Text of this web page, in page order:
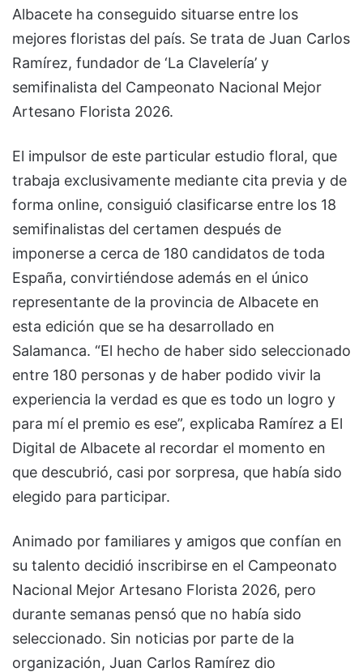
Albacete ha conseguido situarse entre los
mejores floristas del país. Se trata de Juan Carlos
Ramírez, fundador de ‘La Clavelería’ y
semifinalista del Campeonato Nacional Mejor
Artesano Florista 2026.
El impulsor de este particular estudio floral, que
trabaja exclusivamente mediante cita previa y de
forma online, consiguió clasificarse entre los 18
semifinalistas del certamen después de
imponerse a cerca de 180 candidatos de toda
España, convirtiéndose además en el único
representante de la provincia de Albacete en
esta edición que se ha desarrollado en
Salamanca. “El hecho de haber sido seleccionado
entre 180 personas y de haber podido vivir la
experiencia la verdad es que es todo un logro y
para mí el premio es ese”, explicaba Ramírez a El
Digital de Albacete al recordar el momento en
que descubrió, casi por sorpresa, que había sido
elegido para participar.
Animado por familiares y amigos que confían en
su talento decidió inscribirse en el Campeonato
Nacional Mejor Artesano Florista 2026, pero
durante semanas pensó que no había sido
seleccionado. Sin noticias por parte de la
organización, Juan Carlos Ramírez dio